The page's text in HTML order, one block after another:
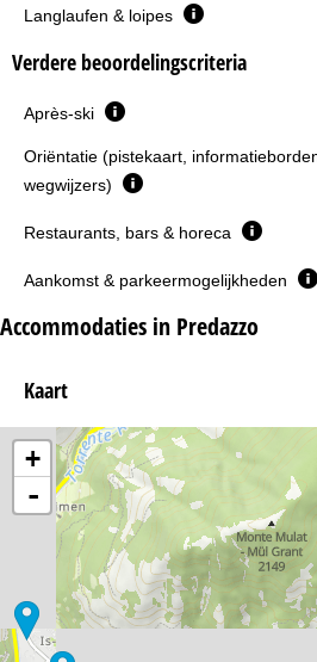
Langlaufen & loipes
Verdere beoordelingscriteria
Après-ski
Oriëntatie (pistekaart,
wegwijzers)
Restaurants, bars & horeca
Aankomst & parkeermogelijkheden
Accommodaties in Predazzo
Kaart
+
-